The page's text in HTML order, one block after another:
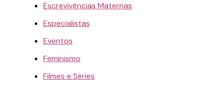
Escrevivências Maternas
Especialistas
Eventos
Feminismo
Filmes e Séries